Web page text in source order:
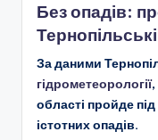
Без опадів:
За даними
гідрометеорології,
області пройде
істотних опадів.